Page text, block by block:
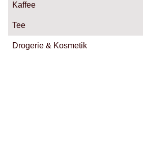
Kaffee
Tee
Drogerie & Kosmetik